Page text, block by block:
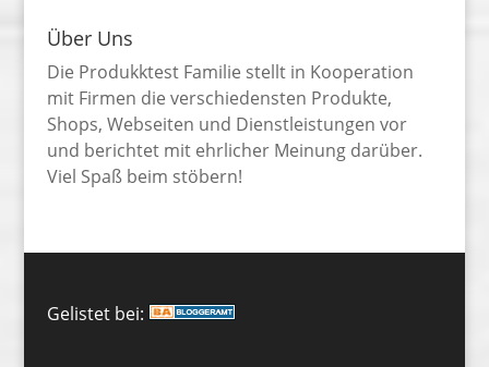
Über Uns
Die Produkktest Familie stellt in Kooperation
mit Firmen die verschiedensten Produkte,
Shops, Webseiten und Dienstleistungen vor
und berichtet mit ehrlicher Meinung darüber.
Viel Spaß beim stöbern!
Gelistet bei: